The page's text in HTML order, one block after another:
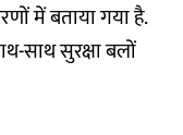
में बताया गया है.
साथ सुरक्षा बलों